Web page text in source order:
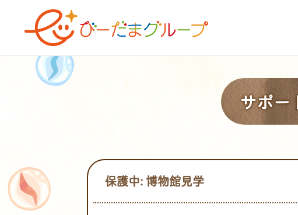
サポー
保護中: 博物館見学